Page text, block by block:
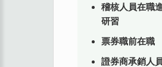
稽核人員在職
研習
票券職前在職
證券商承銷人